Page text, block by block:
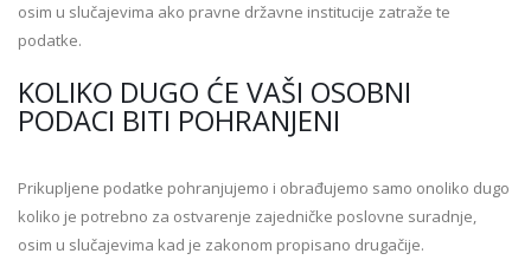
osim u slučajevima ako pravne državne institucije zatraže te
podatke.
KOLIKO DUGO ĆE VAŠI OSOBNI
PODACI BITI POHRANJENI
Prikupljene podatke pohranjujemo i obrađujemo samo onoliko dugo
koliko je potrebno za ostvarenje zajedničke poslovne suradnje,
osim u slučajevima kad je zakonom propisano drugačije.